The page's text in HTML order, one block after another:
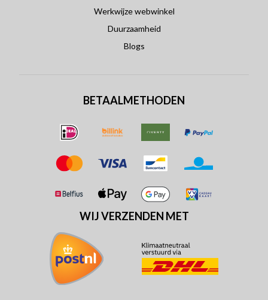
Werkwijze webwinkel
Duurzaamheid
Blogs
BETAALMETHODEN
WIJ VERZENDEN MET